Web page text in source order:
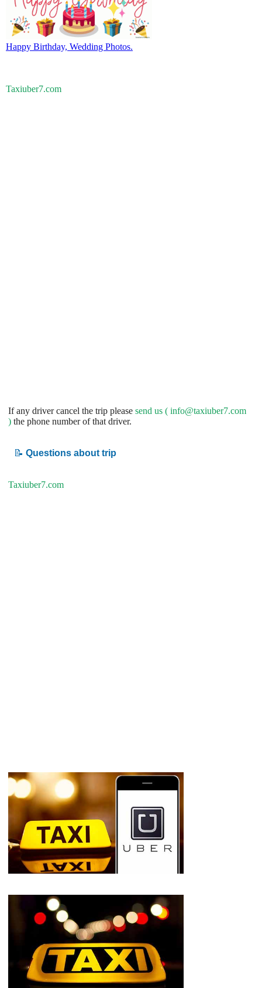
Happy Birthday, Wedding Photos.
Taxiuber7.com
If any driver cancel the trip please send us ( info@taxiuber7.com
) the phone number of that driver.
📝 Questions about trip
Taxiuber7.com